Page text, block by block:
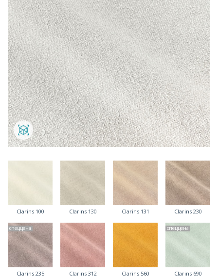
Clarins 100 Clarins 130 Clarins 131 Clarins 230
спеццена
Clarins 235 Clarins 312 Clarins 560
спеццена
Clarins 690